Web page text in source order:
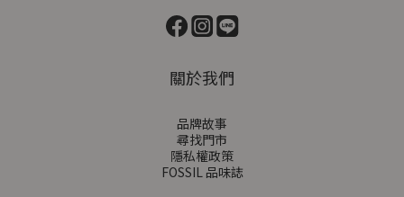
關於我們
品牌故事
尋找門市
隱私權政策
FOSSIL 品味誌